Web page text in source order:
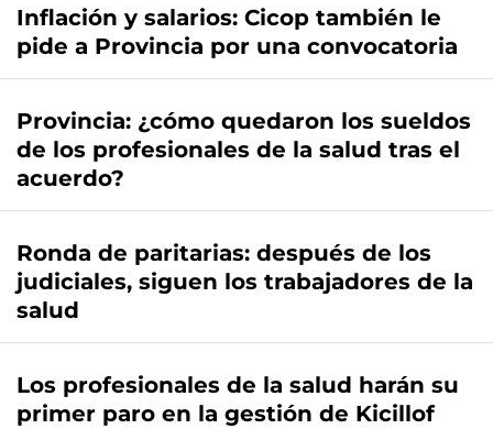
Inflación y salarios: Cicop también le
pide a Provincia por una convocatoria
Provincia: ¿cómo quedaron los sueldos
de los profesionales de la salud tras el
acuerdo?
Ronda de paritarias: después de los
judiciales, siguen los trabajadores de la
salud
Los profesionales de la salud harán su
primer paro en la gestión de Kicillof